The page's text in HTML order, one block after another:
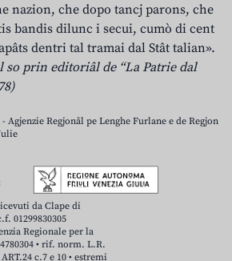
nazion, che dopo tancj parons, che
bandis dilunc i secui, cumò di cent
dentri tal tramai dal Stât talian».
so prin editoriâl de “La Patrie dal
Agjenzie Regjonâl pe Lenghe Furlane e de Regjon
da Clape di
01299830305
Regionale per la
• rif. norm. L.R.
c.7 e 10 • estremi